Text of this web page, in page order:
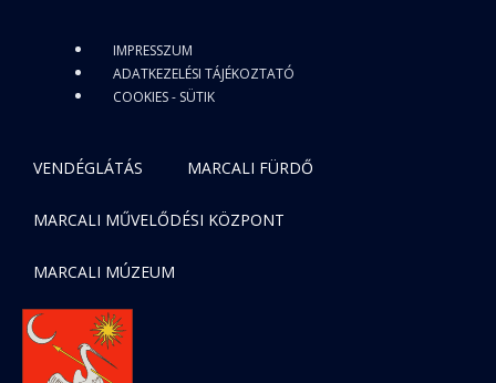
IMPRESSZUM
ADATKEZELÉSI TÁJÉKOZTATÓ
COOKIES - SÜTIK
VENDÉGLÁTÁS MARCALI FÜRDŐ
MARCALI MŰVELŐDÉSI KÖZPONT
MARCALI MÚZEUM